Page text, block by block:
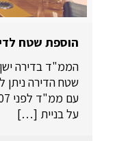
הוספת שטח
הממ"ד בדירה
שטח הדירה ניתן
על בניית […]